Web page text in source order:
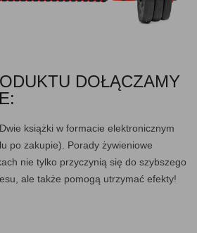
DOŁĄCZAMY
Dwie książki w formacie elektronicznym
po zakupie). Porady żywieniowe
nie tylko przyczynią się do szybszego
ale także pomogą utrzymać efekty!